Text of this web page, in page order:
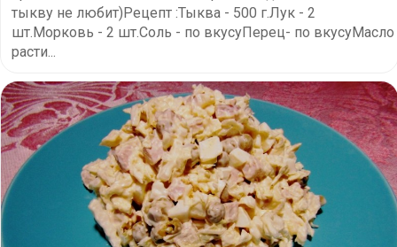
тыкву не любит)Рецепт :Тыква - 500 г.Лук - 2
шт.Морковь - 2 шт.Соль - по вкусуПерец- по вкусуМасло
расти...